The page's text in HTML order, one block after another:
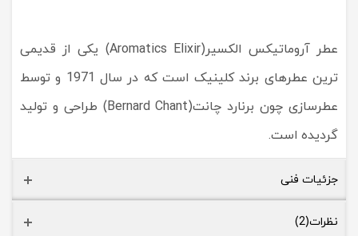
عطر آروماتیکس الکسیر(Aromatics Elixir) یکی از قدیمی
ترین عطرهای برند کلینیک است که در سال 1971 و توسط
عطرسازی چون برنارد چانت(Bernard Chant) طراحی و تولید
گردیده است.
جزئیات فنی
نظرات(2)